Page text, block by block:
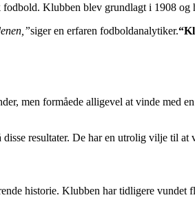
Klubben blev grundlagt i 1908
siger en erfaren fodboldanalytiker.
men formåede alligevel at vinde med
resultater. De har en utrolig vilje til
historie. Klubben har tidligere vundet